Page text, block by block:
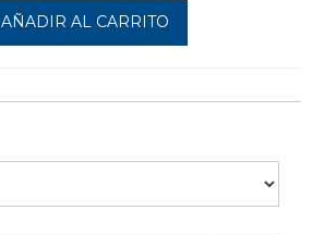
AÑADIR AL CARRITO